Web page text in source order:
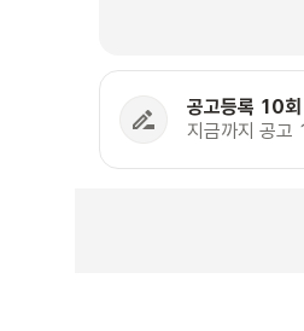
공고등록 10회
지금까지 공고